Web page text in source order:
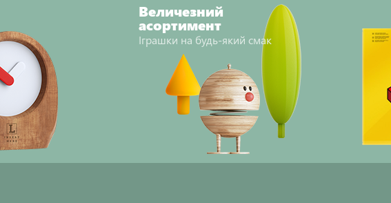
Величезний
асортимент
Іграшки на будь-який смак